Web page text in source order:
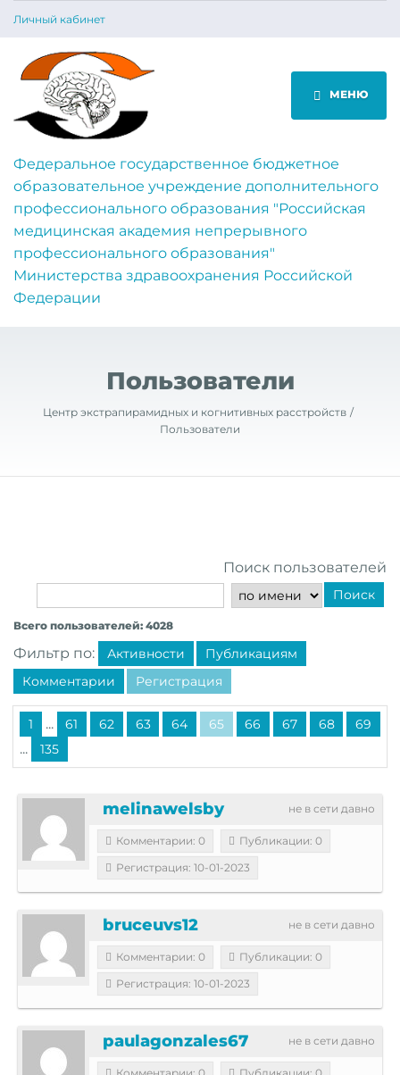
Личный кабинет
МЕНЮ
Федеральное государственное бюджетное
образовательное учреждение дополнительного
профессионального образования "Российская
медицинская академия непрерывного
профессионального образования"
Министерства здравоохранения Российской
Федерации
Пользователи
Центр экстрапирамидных и когнитивных расстройств
Пользователи
Поиск пользователей
Поиск
Всего пользователей: 4028
Фильтр по: Активности
Публикациям
Комментарии
Регистрация
1 ... 61 62 63 64 65 66 67 68 69
... 135
не в сети давно
melinawelsby
Комментарии: 0
Публикации: 0
Регистрация: 10-01-2023
не в сети давно
bruceuvs12
Комментарии: 0
Публикации: 0
Регистрация: 10-01-2023
не в сети давно
paulagonzales67